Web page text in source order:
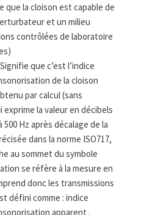
que la cloison est capable de
et un milieu
contrôlées de laboratoire
que c’est l’indice
de la cloison
par calcul (sans
la valeur en décibels
Hz après décalage de la
dans la norme ISO717,
au sommet du symbole
se réfère à la mesure en
donc les transmissions
défini comme : indice
apparent .